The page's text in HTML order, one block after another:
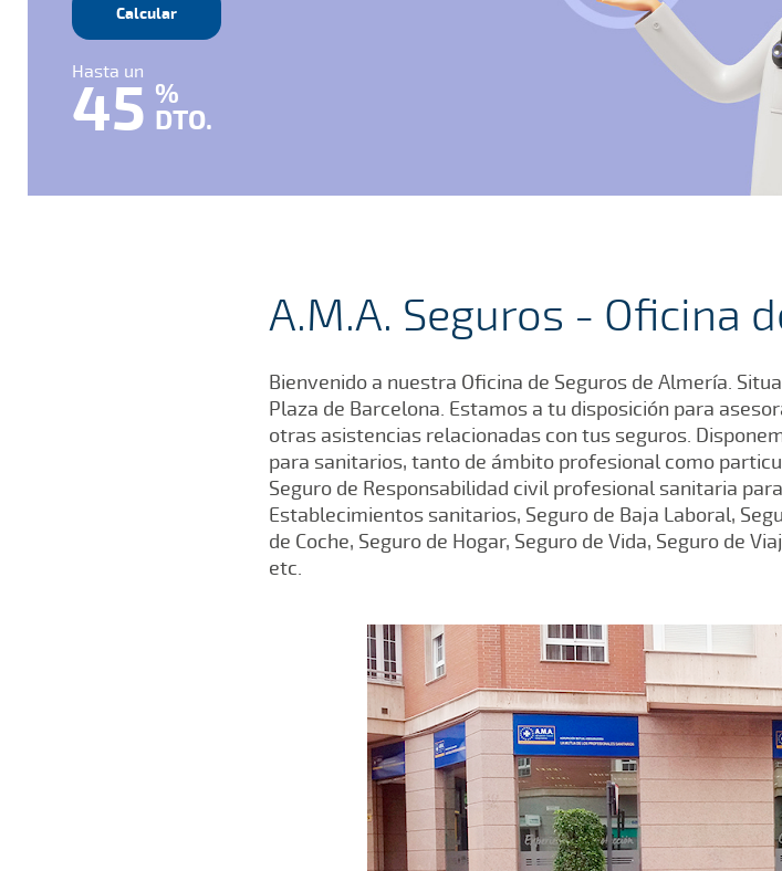
Calcular
Hasta un
45 %
DTO.
A.M.A. Seguros - Oficina
Bienvenido a nuestra Oficina de Seguros de Almería.
Plaza de Barcelona. Estamos a tu disposición para
otras asistencias relacionadas con tus seguros.
para sanitarios, tanto de ámbito profesional como
Seguro de Responsabilidad civil profesional sanitaria
Establecimientos sanitarios, Seguro de Baja Laboral,
de Coche, Seguro de Hogar, Seguro de Vida, Seguro de
etc.